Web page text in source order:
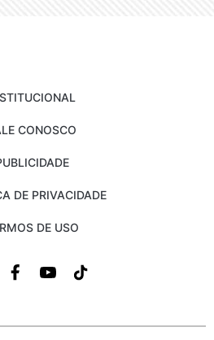
CONOSCO
DE PRIVACIDADE
DE USO